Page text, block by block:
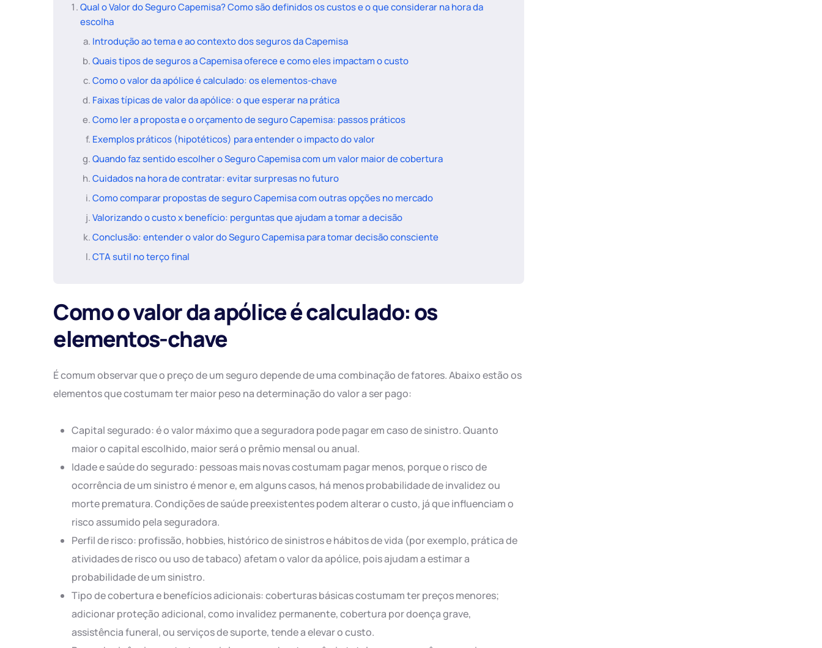
Qual o Valor do Seguro Capemisa? Como são definidos os custos e o que considerar na hora da
escolha
Introdução ao tema e ao contexto dos seguros da Capemisa
Quais tipos de seguros a Capemisa oferece e como eles impactam o custo
Como o valor da apólice é calculado: os elementos-chave
Faixas típicas de valor da apólice: o que esperar na prática
Como ler a proposta e o orçamento de seguro Capemisa: passos práticos
Exemplos práticos (hipotéticos) para entender o impacto do valor
Quando faz sentido escolher o Seguro Capemisa com um valor maior de cobertura
Cuidados na hora de contratar: evitar surpresas no futuro
Como comparar propostas de seguro Capemisa com outras opções no mercado
Valorizando o custo x benefício: perguntas que ajudam a tomar a decisão
Conclusão: entender o valor do Seguro Capemisa para tomar decisão consciente
CTA sutil no terço final
Como o valor da apólice é calculado: os
elementos-chave
É comum observar que o preço de um seguro depende de uma combinação de fatores. Abaixo estão os
elementos que costumam ter maior peso na determinação do valor a ser pago:
Capital segurado: é o valor máximo que a seguradora pode pagar em caso de sinistro. Quanto
maior o capital escolhido, maior será o prêmio mensal ou anual.
Idade e saúde do segurado: pessoas mais novas costumam pagar menos, porque o risco de
ocorrência de um sinistro é menor e, em alguns casos, há menos probabilidade de invalidez ou
morte prematura. Condições de saúde preexistentes podem alterar o custo, já que influenciam o
risco assumido pela seguradora.
Perfil de risco: profissão, hobbies, histórico de sinistros e hábitos de vida (por exemplo, prática de
atividades de risco ou uso de tabaco) afetam o valor da apólice, pois ajudam a estimar a
probabilidade de um sinistro.
Tipo de cobertura e benefícios adicionais: coberturas básicas costumam ter preços menores;
adicionar proteção adicional, como invalidez permanente, cobertura por doença grave,
assistência funeral, ou serviços de suporte, tende a elevar o custo.